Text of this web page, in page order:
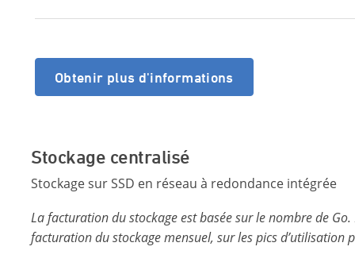
Obtenir plus d'informations
Stockage centralisé
Stockage sur SSD en réseau à redondance intégrée
La facturation du stockage est basée sur le nombre de
facturation du stockage mensuel, sur les pics d’utilisation